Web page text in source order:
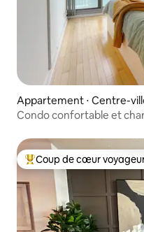
Appartement ⋅ Centre-
Condo confortable et
Coups de cœur
Coup de cœur